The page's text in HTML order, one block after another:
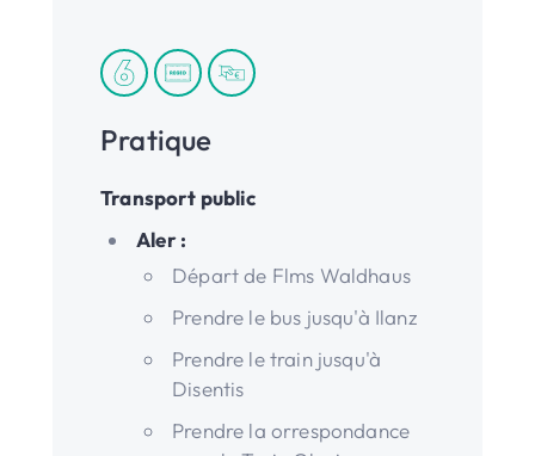
Pratique
Transport public
Aler :
Départ de Flms Waldhaus
Prendre le bus jusqu'à Ilanz
Prendre le train jusqu'à
Disentis
Prendre la orrespondance